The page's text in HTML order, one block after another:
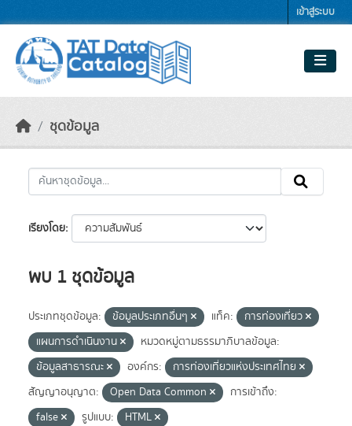
เข้าสู่ระบบ
ชุดข้อมูล
เรียงโดย
พบ 1 ชุดข้อมูล
ประเภทชุดข้อมูล: ข้อมูลประเภทอื่นๆ แท็ค:
การท่องเที่ยว
แผนการดำเนินงาน
หมวดหมู่ตามธรรมาภิบาลข้อมูล:
ข้อมูลสาธารณะ
องค์กร:
การท่องเที่ยวแห่งประเทศไทย
สัญญาอนุญาต:
Open Data Common
การเข้าถึง:
false
รูปแบบ:
HTML